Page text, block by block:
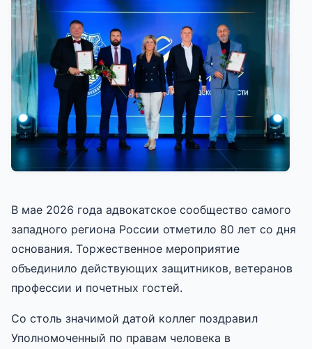
В мае 2026 года адвокатское сообщество самого
западного региона России отметило 80 лет со дня
основания. Торжественное мероприятие
объединило действующих защитников, ветеранов
профессии и почетных гостей.
Со столь значимой датой коллег поздравил
Уполномоченный по правам человека в